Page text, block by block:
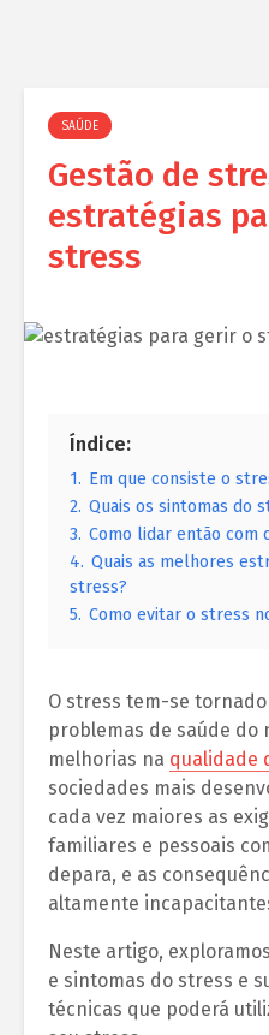
SAÚDE
Gestão de
estratégias
stress
Índice:
1. Em que consiste o
2. Quais os sintomas do
3. Como lidar então com
4. Quais as melhores
stress?
5. Como evitar o stress
O stress tem-se
problemas de saúde do
melhorias na qualidade
sociedades mais
cada vez maiores as
familiares e pessoais
depara, e as
altamente
Neste artigo,
e sintomas do stress e
técnicas que poderá